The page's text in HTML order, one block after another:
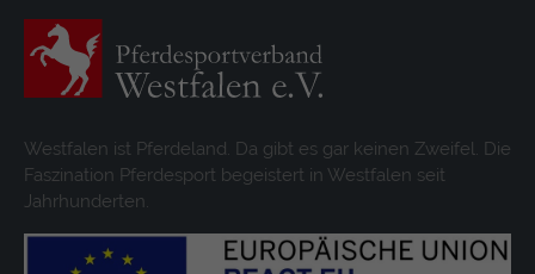
Westfalen ist Pferdeland. Da gibt es gar keinen Zweifel. Die
Faszination Pferdesport begeistert in Westfalen seit
Jahrhunderten.